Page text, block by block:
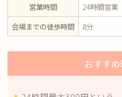
営業時間
24時間営業
会場までの徒歩時間
8分
おすす